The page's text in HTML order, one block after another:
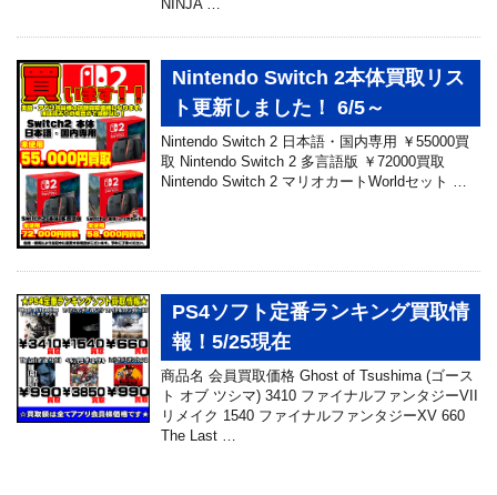
NINJA …
Nintendo Switch 2本体買取リス
ト更新しました！ 6/5～
Nintendo Switch 2 日本語・国内専用 ￥55000買
取 Nintendo Switch 2 多言語版 ￥72000買取
Nintendo Switch 2 マリオカートWorldセット …
PS4ソフト定番ランキング買取情
報！5/25現在
商品名 会員買取価格 Ghost of Tsushima (ゴース
ト オブ ツシマ) 3410 ファイナルファンタジーVII
リメイク 1540 ファイナルファンタジーXV 660
The Last …